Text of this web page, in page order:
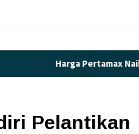
Pertamax Naik, Akankah
Pelantikan